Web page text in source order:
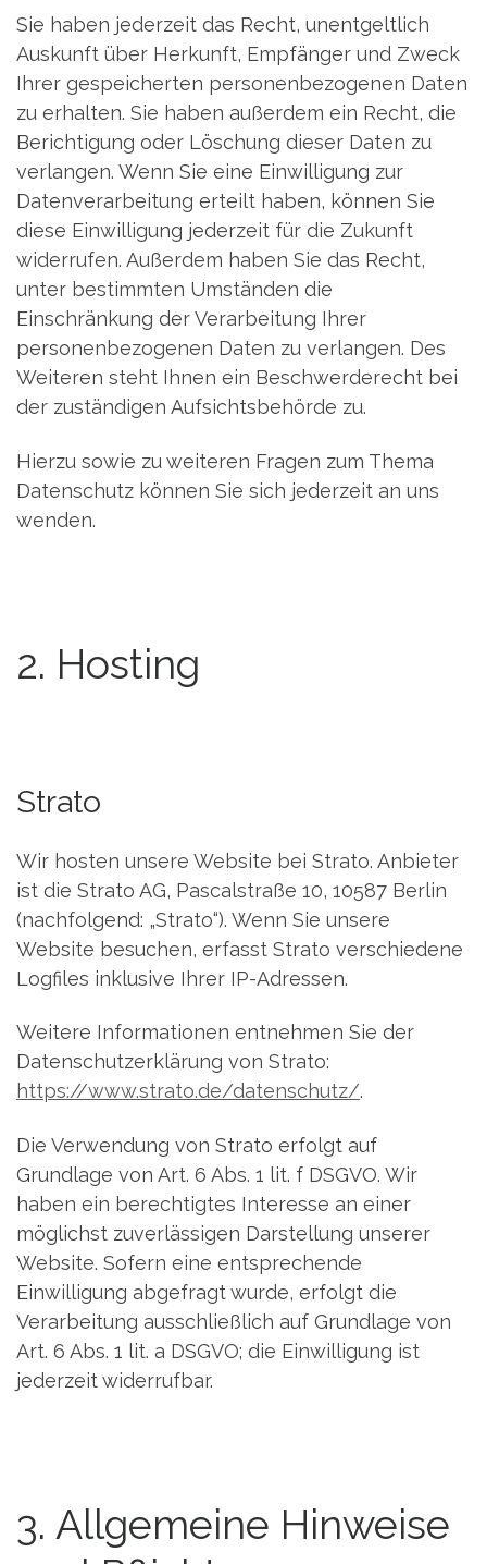
Sie haben jederzeit das Recht, unentgeltlich
Auskunft über Herkunft, Empfänger und Zweck
Ihrer gespeicherten personenbezogenen Daten
zu erhalten. Sie haben außerdem ein Recht, die
Berichtigung oder Löschung dieser Daten zu
verlangen. Wenn Sie eine Einwilligung zur
Datenverarbeitung erteilt haben, können Sie
diese Einwilligung jederzeit für die Zukunft
widerrufen. Außerdem haben Sie das Recht,
unter bestimmten Umständen die
Einschränkung der Verarbeitung Ihrer
personenbezogenen Daten zu verlangen. Des
Weiteren steht Ihnen ein Beschwerderecht bei
der zuständigen Aufsichtsbehörde zu.
Hierzu sowie zu weiteren Fragen zum Thema
Datenschutz können Sie sich jederzeit an uns
wenden.
2. Hosting
Strato
Wir hosten unsere Website bei Strato. Anbieter
ist die Strato AG, Pascalstraße 10, 10587 Berlin
(nachfolgend: „Strato“). Wenn Sie unsere
Website besuchen, erfasst Strato verschiedene
Logfiles inklusive Ihrer IP-Adressen.
Weitere Informationen entnehmen Sie der
Datenschutzerklärung von Strato:
https://www.strato.de/datenschutz/.
Die Verwendung von Strato erfolgt auf
Grundlage von Art. 6 Abs. 1 lit. f DSGVO. Wir
haben ein berechtigtes Interesse an einer
möglichst zuverlässigen Darstellung unserer
Website. Sofern eine entsprechende
Einwilligung abgefragt wurde, erfolgt die
Verarbeitung ausschließlich auf Grundlage von
Art. 6 Abs. 1 lit. a DSGVO; die Einwilligung ist
jederzeit widerrufbar.
3. Allgemeine Hinweise